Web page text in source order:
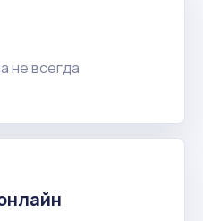
не всегда